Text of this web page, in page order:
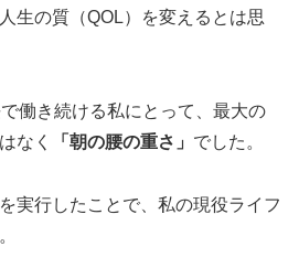
生の質（QOL）を変えるとは思
働き続ける私にとって、最大の
なく
「朝の腰の重さ」 でした。
実行したことで、私の現役ライフ